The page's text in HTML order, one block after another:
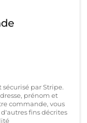
sécurisé par Stripe.
prénom et
commande, vous
fins décrites